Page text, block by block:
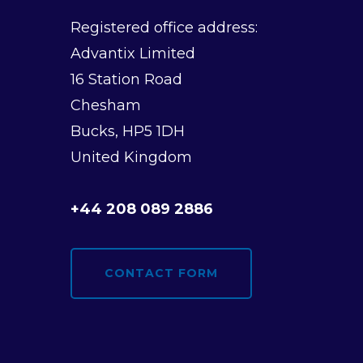
i
g
a
t
i
o
Registered office address:
Advantix Limited
16 Station Road
Chesham
Bucks, HP5 1DH
United Kingdom
+44 208 089 2886
CONTACT FORM